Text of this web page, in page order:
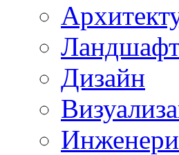
Дизайн